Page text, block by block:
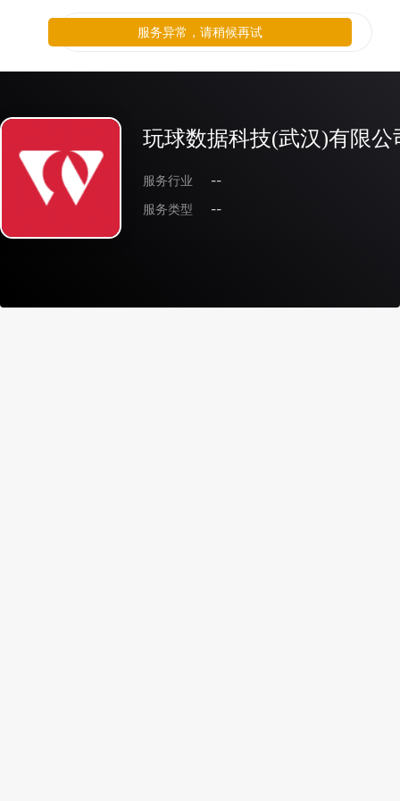
玩球数据科技(武汉)有限公
服务行业
--
服务类型
--
服务异常，请稍候再试